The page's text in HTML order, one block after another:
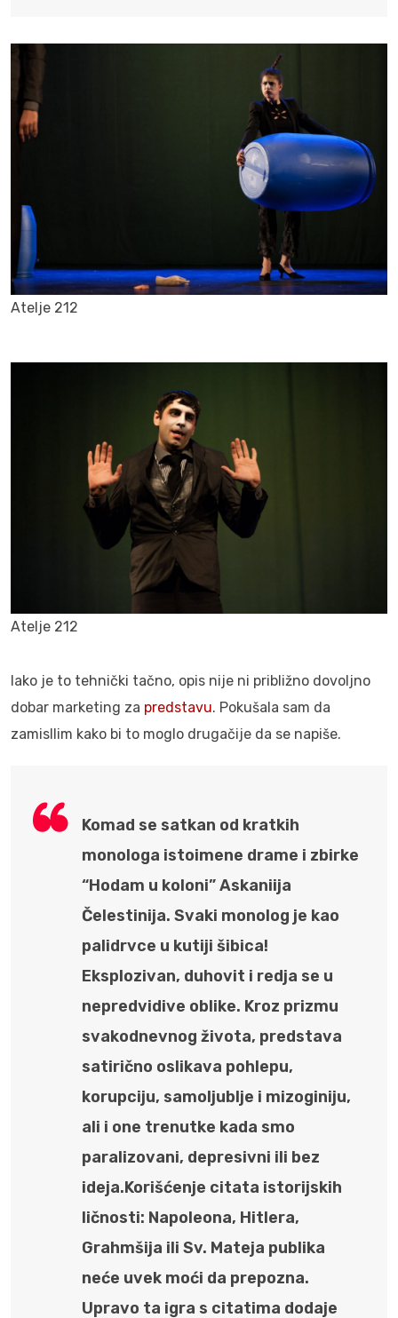
Atelje 212
Atelje 212
Iako je to tehnički tačno, opis nije ni približno dovoljno
dobar marketing za predstavu. Pokušala sam da
zamisllim kako bi to moglo drugačije da se napiše.
Komad se satkan od kratkih
monologa istoimene drame i zbirke
“Hodam u koloni” Askaniija
Čelestinija. Svaki monolog je kao
palidrvce u kutiji šibica!
Eksplozivan, duhovit i redja se u
nepredvidive oblike. Kroz prizmu
svakodnevnog života, predstava
satirično oslikava pohlepu,
korupciju, samoljublje i mizoginiju,
ali i one trenutke kada smo
paralizovani, depresivni ili bez
ideja.Korišćenje citata istorijskih
ličnosti: Napoleona, Hitlera,
Grahmšija ili Sv. Mateja publika
neće uvek moći da prepozna.
Upravo ta igra s citatima dodaje